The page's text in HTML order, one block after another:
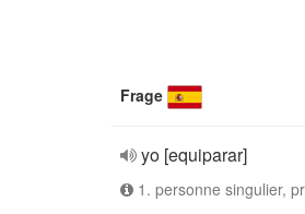
Frage
yo [equiparar]
1. personne singulier,